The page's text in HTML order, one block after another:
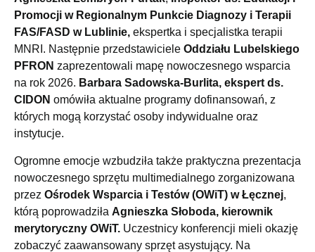
Promocji w Regionalnym Punkcie Diagnozy i Terapii
FAS/FASD w Lublinie, ekspertka i specjalistka terapii
MNRI. Następnie przedstawiciele Oddziału Lubelskiego
PFRON zaprezentowali mapę nowoczesnego wsparcia
na rok 2026. Barbara Sadowska-Burlita, ekspert ds.
CIDON omówiła aktualne programy dofinansowań, z
których mogą korzystać osoby indywidualne oraz
instytucje.
Ogromne emocje wzbudziła także praktyczna prezentacja
nowoczesnego sprzętu multimedialnego zorganizowana
przez Ośrodek Wsparcia i Testów (OWiT) w Łęcznej,
którą poprowadziła Agnieszka Słoboda, kierownik
merytoryczny OWiT. Uczestnicy konferencji mieli okazję
zobaczyć zaawansowany sprzęt asystujący. Na